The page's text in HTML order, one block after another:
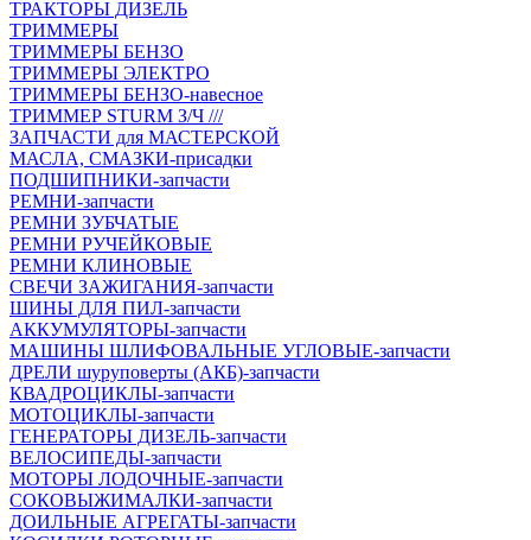
ТРАКТОРЫ ДИЗЕЛЬ
ТРИММЕРЫ
ТРИММЕРЫ БЕНЗО
ТРИММЕРЫ ЭЛЕКТРО
ТРИММЕРЫ БЕНЗО-навесное
ТРИММЕР STURM З/Ч ///
ЗАПЧАСТИ для МАСТЕРСКОЙ
МАСЛА, СМАЗКИ-присадки
ПОДШИПНИКИ-запчасти
РЕМНИ-запчасти
РЕМНИ ЗУБЧАТЫЕ
РЕМНИ РУЧЕЙКОВЫЕ
РЕМНИ КЛИНОВЫЕ
СВЕЧИ ЗАЖИГАНИЯ-запчасти
ШИНЫ ДЛЯ ПИЛ-запчасти
АККУМУЛЯТОРЫ-запчасти
МАШИНЫ ШЛИФОВАЛЬНЫЕ УГЛОВЫЕ-запчасти
ДРЕЛИ шуруповерты (АКБ)-запчасти
КВАДРОЦИКЛЫ-запчасти
МОТОЦИКЛЫ-запчасти
ГЕНЕРАТОРЫ ДИЗЕЛЬ-запчасти
ВЕЛОСИПЕДЫ-запчасти
МОТОРЫ ЛОДОЧНЫЕ-запчасти
СОКОВЫЖИМАЛКИ-запчасти
ДОИЛЬНЫЕ АГРЕГАТЫ-запчасти